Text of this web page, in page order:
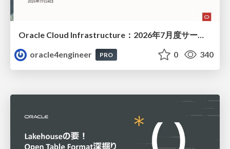
oracle4engineer
PRO 0 340